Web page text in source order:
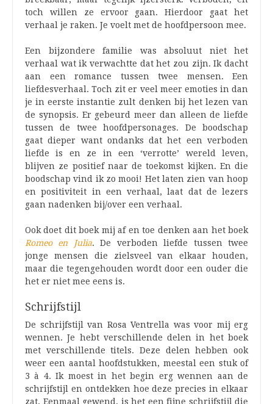
toch willen ze ervoor gaan. Hierdoor gaat het
verhaal je raken. Je voelt met de hoofdpersoon mee.
Een bijzondere familie was absoluut niet het
verhaal wat ik verwachtte dat het zou zijn. Ik dacht
aan een romance tussen twee mensen. Een
liefdesverhaal. Toch zit er veel meer emoties in dan
je in eerste instantie zult denken bij het lezen van
de synopsis. Er gebeurd meer dan alleen de liefde
tussen de twee hoofdpersonages. De boodschap
gaat dieper want ondanks dat het een verboden
liefde is en ze in een ‘verrotte’ wereld leven,
blijven ze positief naar de toekomst kijken. En die
boodschap vind ik zo mooi! Het laten zien van hoop
en positiviteit in een verhaal, laat dat de lezers
gaan nadenken bij/over een verhaal.
Ook doet dit boek mij af en toe denken aan het boek
Romeo en Julia. De verboden liefde tussen twee
jonge mensen die zielsveel van elkaar houden,
maar die tegengehouden wordt door een ouder die
het er niet mee eens is.
Schrijfstijl
De schrijfstijl van Rosa Ventrella was voor mij erg
wennen. Je hebt verschillende delen in het boek
met verschillende titels. Deze delen hebben ook
weer een aantal hoofdstukken, meestal een stuk of
3 à 4. Ik moest in het begin erg wennen aan de
schrijfstijl en ontdekken hoe deze precies in elkaar
zat. Eenmaal gewend, is het een fijne schrijfstijl die